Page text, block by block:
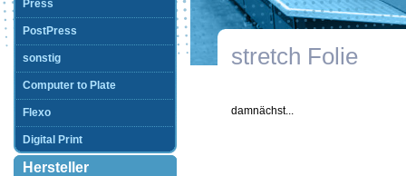
stretch Folie
damnächst...
Press
PostPress
sonstig
Computer to Plate
Flexo
Digital Print
Hersteller